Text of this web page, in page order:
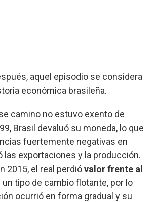
aquel episodio se considera
económica brasileña.
camino no estuvo exento de
Brasil devaluó su moneda, lo que
fuertemente negativas en
las exportaciones y la producción.
2015, el real perdióvalor frente al
un tipo de cambio flotante, por lo
ocurrió en forma gradual y su